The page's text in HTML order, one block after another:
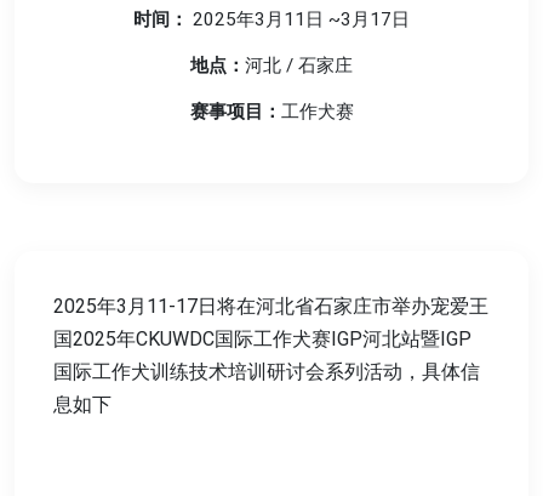
时间： 2025年3月11日 ~3月17日
地点： 河北 / 石家庄
赛事项目： 工作犬赛
2025年3月11-17日将在河北省石家庄市举办宠爱王
国2025年CKUWDC国际工作犬赛IGP河北站暨IGP
国际工作犬训练技术培训研讨会系列活动，具体信
息如下